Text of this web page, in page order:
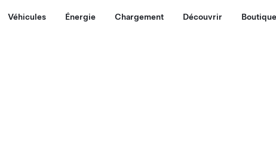
Véhicules Énergie Chargement Découvrir Boutique